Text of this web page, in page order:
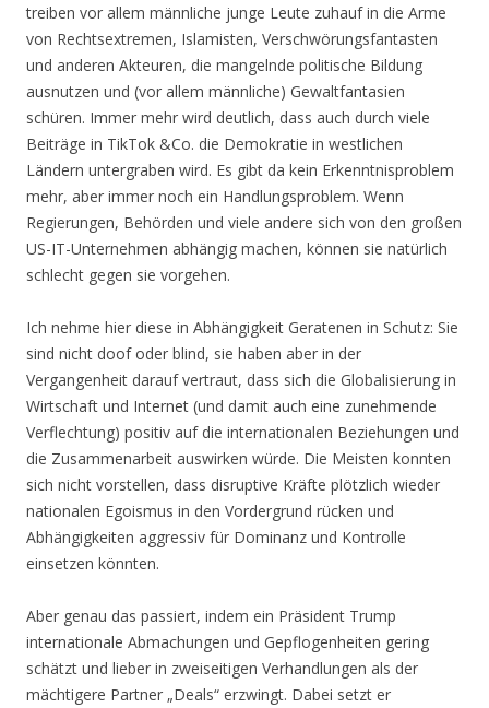
treiben vor allem männliche junge Leute zuhauf in die Arme
von Rechtsextremen, Islamisten, Verschwörungsfantasten
und anderen Akteuren, die mangelnde politische Bildung
ausnutzen und (vor allem männliche) Gewaltfantasien
schüren. Immer mehr wird deutlich, dass auch durch viele
Beiträge in TikTok &Co. die Demokratie in westlichen
Ländern untergraben wird. Es gibt da kein Erkenntnisproblem
mehr, aber immer noch ein Handlungsproblem. Wenn
Regierungen, Behörden und viele andere sich von den großen
US-IT-Unternehmen abhängig machen, können sie natürlich
schlecht gegen sie vorgehen.
Ich nehme hier diese in Abhängigkeit Geratenen in Schutz: Sie
sind nicht doof oder blind, sie haben aber in der
Vergangenheit darauf vertraut, dass sich die Globalisierung in
Wirtschaft und Internet (und damit auch eine zunehmende
Verflechtung) positiv auf die internationalen Beziehungen und
die Zusammenarbeit auswirken würde. Die Meisten konnten
sich nicht vorstellen, dass disruptive Kräfte plötzlich wieder
nationalen Egoismus in den Vordergrund rücken und
Abhängigkeiten aggressiv für Dominanz und Kontrolle
einsetzen könnten.
Aber genau das passiert, indem ein Präsident Trump
internationale Abmachungen und Gepflogenheiten gering
schätzt und lieber in zweiseitigen Verhandlungen als der
mächtigere Partner „Deals“ erzwingt. Dabei setzt er